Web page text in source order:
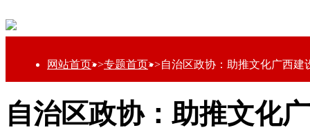
网站首页>>专题首页>>自治区政协：助推文化广西建
自治区政协：助推文化